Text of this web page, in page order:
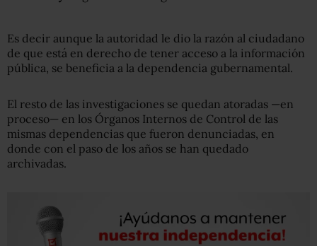
Es decir aunque la autoridad le dio la razón al ciudadano
de que está en derecho de tener acceso a la información
pública, se beneficia a la dependencia gubernamental.
El resto de las investigaciones se quedan atoradas —en
proceso— en los Órganos Internos de Control de las
mismas dependencias que fueron denunciadas, en
donde con el paso de los años se han quedado
archivadas.